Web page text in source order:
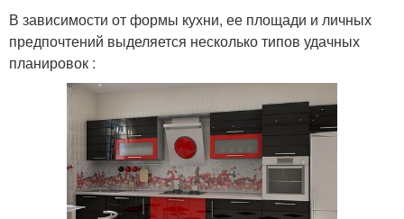
В зависимости от формы кухни, ее площади и личных
предпочтений выделяется несколько типов удачных
планировок :